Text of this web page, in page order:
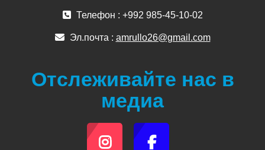
Телефон : +992 985-45-10-02
Эл.почта : amrullo26@gmail.com
Отслеживайте нас в
медиа